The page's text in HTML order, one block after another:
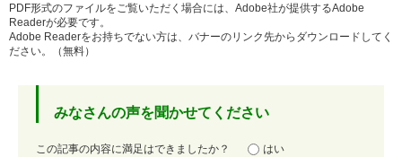
PDF形式のファイルをご覧いただく場合には、Adobe社が提供するAdobe
Readerが必要です。
Adobe Readerをお持ちでない方は、バナーのリンク先からダウンロードしてく
ださい。（無料）
みなさんの声を聞かせてください
満
この記事の内容に満足はできましたか？
はい